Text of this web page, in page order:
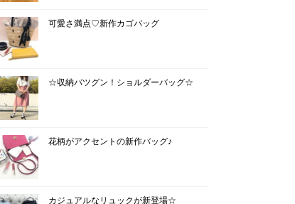
可愛さ満点♡新作カゴバッグ
☆収納バツグン！ショルダーバッグ☆
花柄がアクセントの新作バッグ♪
カジュアルなリュックが新登場☆